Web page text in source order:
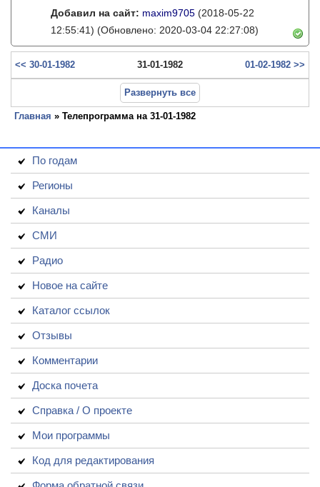
Добавил на сайт: maxim9705 (2018-05-22
12:55:41) (Обновлено: 2020-03-04 22:27:08)
<< 30-01-1982 31-01-1982 01-02-1982 >>
Развернуть все
Главная » Телепрограмма на 31-01-1982
По годам
Регионы
Каналы
СМИ
Радио
Новое на сайте
Каталог ссылок
Отзывы
Комментарии
Доска почета
Справка / О проекте
Мои программы
Код для редактирования